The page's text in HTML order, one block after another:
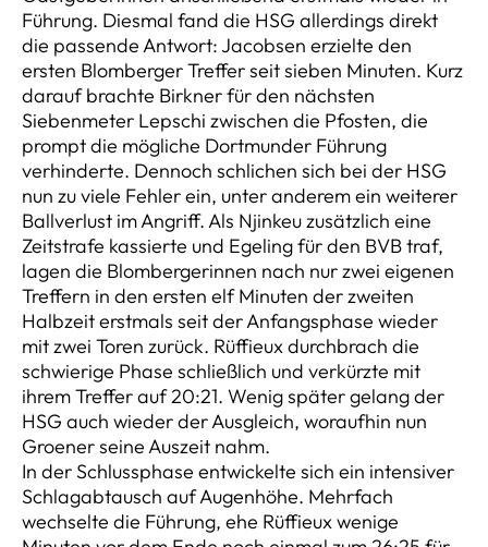
Führung. Diesmal fand die HSG allerdings direkt
die passende Antwort: Jacobsen erzielte den
ersten Blomberger Treffer seit sieben Minuten. Kurz
darauf brachte Birkner für den nächsten
Siebenmeter Lepschi zwischen die Pfosten, die
prompt die mögliche Dortmunder Führung
verhinderte. Dennoch schlichen sich bei der HSG
nun zu viele Fehler ein, unter anderem ein weiterer
Ballverlust im Angriff. Als Njinkeu zusätzlich eine
Zeitstrafe kassierte und Egeling für den BVB traf,
lagen die Blombergerinnen nach nur zwei eigenen
Treffern in den ersten elf Minuten der zweiten
Halbzeit erstmals seit der Anfangsphase wieder
mit zwei Toren zurück. Rüffieux durchbrach die
schwierige Phase schließlich und verkürzte mit
ihrem Treffer auf 20:21. Wenig später gelang der
HSG auch wieder der Ausgleich, woraufhin nun
Groener seine Auszeit nahm.
In der Schlussphase entwickelte sich ein intensiver
Schlagabtausch auf Augenhöhe. Mehrfach
wechselte die Führung, ehe Rüffieux wenige